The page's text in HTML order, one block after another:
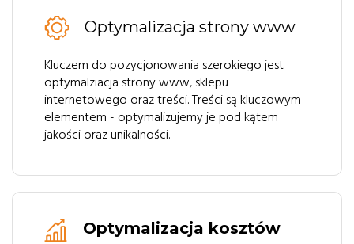
Optymalizacja strony www
Kluczem do pozycjonowania szerokiego jest
optymalziacja strony www, sklepu
internetowego oraz treści. Treści są kluczowym
elementem - optymalizujemy je pod kątem
jakości oraz unikalności.
Optymalizacja kosztów